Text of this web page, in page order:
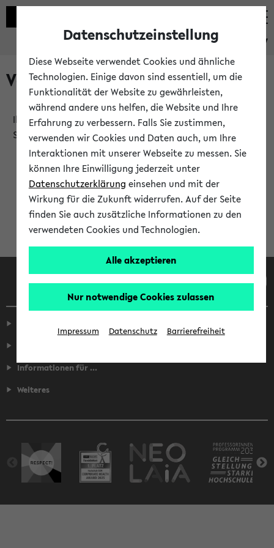
eKVV
Verlauf
Ihr Verlauf ist leer. Er wird sich im Verlauf Ihrer eKVV
Sitzung füllen.
Informationen für ...
Weiteres
Datenschutzeinstellung
Diese Webseite verwendet Cookies und ähnliche
Technologien. Einige davon sind essentiell, um die
Funktionalität der Website zu gewährleisten,
während andere uns helfen, die Website und Ihre
Erfahrung zu verbessern. Falls Sie zustimmen,
verwenden wir Cookies und Daten auch, um Ihre
Interaktionen mit unserer Webseite zu messen. Sie
können Ihre Einwilligung jederzeit unter
Datenschutzerklärung einsehen und mit der
Wirkung für die Zukunft widerrufen. Auf der Seite
finden Sie auch zusätzliche Informationen zu den
verwendeten Cookies und Technologien.
Alle akzeptieren
Nur notwendige Cookies zulassen
Impressum Datenschutz Barrierefreiheit